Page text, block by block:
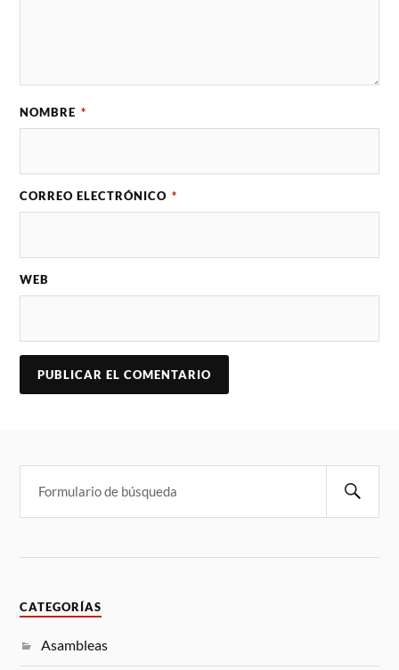
NOMBRE *
CORREO ELECTRÓNICO *
WEB
I
:
CATEGORÍAS
Asambleas